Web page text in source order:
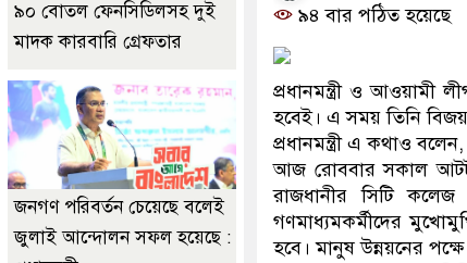
৯৪ বার পঠিত হয়েছে
প্রধানমন্ত্রী ও আওয়ামী
হবেই। এ সময় তিনি
প্রধানমন্ত্রী এ কথাও
আজ রোববার সকাল
রাজধানীর সিটি কলেজ
গণমাধ্যমকর্মীদের
হবে। মানুষ উন্নয়নের
৯০ বোতল ফেনসিডিলসহ দুই
মাদক কারবারি গ্রেফতার
জনগণ পরিবর্তন চেয়েছে বলেই
জুলাই আন্দোলন সফল হয়েছে :